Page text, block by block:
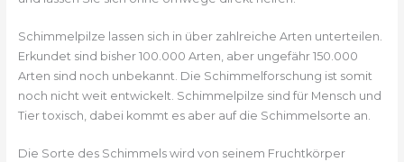
Schimmelpilze lassen sich in über zahlreiche Arten unterteilen.
Erkundet sind bisher 100.000 Arten, aber ungefähr 150.000
Arten sind noch unbekannt. Die Schimmelforschung ist somit
noch nicht weit entwickelt. Schimmelpilze sind für Mensch und
Tier toxisch, dabei kommt es aber auf die Schimmelsorte an.
Die Sorte des Schimmels wird von seinem Fruchtkörper